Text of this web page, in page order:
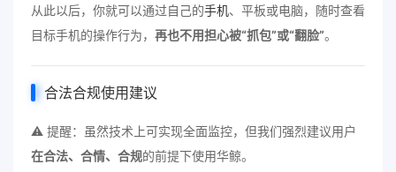
从此以后，你就可以通过自己的手机、平板或电脑，随时查看
目标手机的操作行为， 再也不用担心被“抓包”或“翻脸”。
合法合规使用建议
⚠️ 提醒：虽然技术上可实现全面监控，但我们强烈建议用户
在合法、合情、合规的前提下使用华鲸。